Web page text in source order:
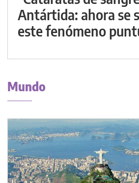
Antártida: ahora se
este fenómeno
Mundo